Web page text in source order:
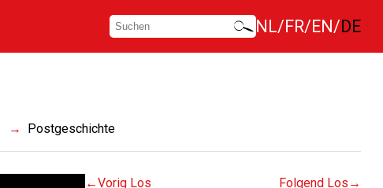
NL FR EN DE
Postgeschichte
Vorig Los Folgend Los